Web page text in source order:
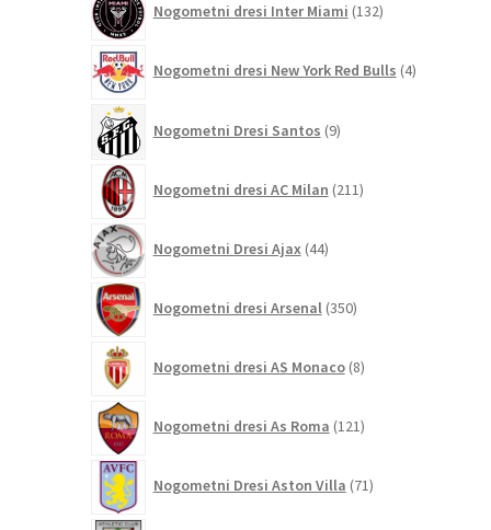
Nogometni dresi Inter Miami 132izdelkov
Nogometni dresi New York Red Bulls 4izdelki
Nogometni Dresi Santos 9izdelkov
Nogometni dresi AC Milan 211izdelkov
Nogometni Dresi Ajax 44izdelkov
Nogometni dresi Arsenal 350izdelkov
Nogometni dresi AS Monaco 8izdelkov
Nogometni dresi As Roma 121izdelkov
Nogometni Dresi Aston Villa 71izdelkov